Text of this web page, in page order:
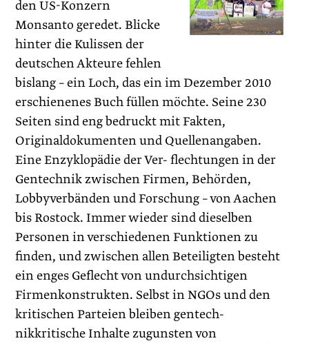
den US-Konzern
Monsanto geredet. Blicke
hinter die Kulissen der
deutschen Akteure fehlen
bislang – ein Loch, das ein im Dezember 2010
erschienenes Buch füllen möchte. Seine 230
Seiten sind eng bedruckt mit Fakten,
Originaldokumenten und Quellenangaben.
Eine Enzyklopädie der Ver- flechtungen in der
Gentechnik zwischen Firmen, Behörden,
Lobbyverbänden und Forschung – von Aachen
bis Rostock. Immer wieder sind dieselben
Personen in verschiedenen Funktionen zu
finden, und zwischen allen Beteiligten besteht
ein enges Geflecht von undurchsichtigen
Firmenkonstrukten. Selbst in NGOs und den
kritischen Parteien bleiben gentech-
nikkritische Inhalte zugunsten von